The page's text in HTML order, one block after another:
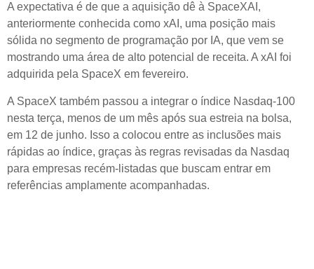
A expectativa é de que a aquisição dê à SpaceXAI,
anteriormente conhecida como xAI, uma posição mais
sólida no segmento de programação por IA, que vem se
mostrando uma área de alto potencial de receita. A xAI foi
adquirida pela SpaceX em fevereiro.
A SpaceX também passou a integrar o índice Nasdaq-100
nesta terça, menos de um mês após sua estreia na bolsa,
em 12 de junho. Isso a colocou entre as inclusões mais
rápidas ao índice, graças às regras revisadas da Nasdaq
para empresas recém-listadas que buscam entrar em
referências amplamente acompanhadas.